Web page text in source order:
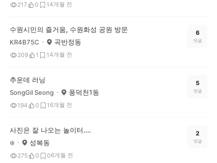
217 0 14개월 전
수원시민의 즐거움, 수원화성 공원 방문
KR4B75C 곡반정동
209 1 14개월 전
6
댓글
추운데 러닝
SongGil Seong 풍덕천1동
194 0 1 6개월 전
5
댓글
사진은 잘 나오는 놀이터....
❄️ 성복동
275 0 06개월 전
2
댓글